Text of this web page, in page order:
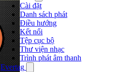
Cài đặt
Danh sách phát
Điều hướng
Kết nối
Tệp cục bộ
Thư viện nhạc
Trình phát âm thanh
Evertag